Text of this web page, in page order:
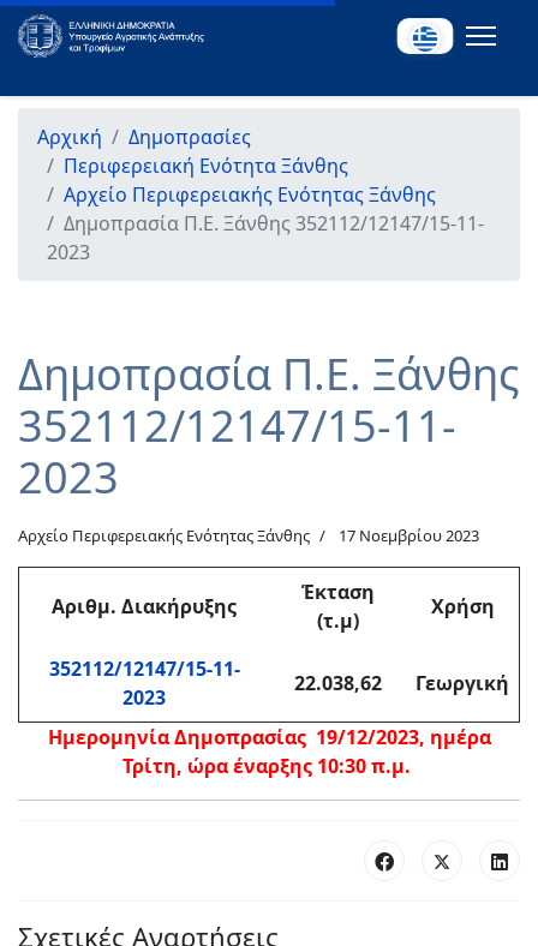
Αρχική
Δημοπρασίες
Περιφερειακή Ενότητα Ξάνθης
Αρχείο Περιφερειακής Ενότητας Ξάνθης
Δημοπρασία Π.Ε. Ξάνθης 352112/12147/15-11-
2023
Δημοπρασία Π.Ε. Ξάνθης
352112/12147/15-11-
2023
Αρχείο Περιφερειακής Ενότητας Ξάνθης 17 Νοεμβρίου 2023
Αριθμ. Διακήρυξης
Έκταση
(τ.μ)
Χρήση
352112/12147/15-11-
2023
22.038,62 Γεωργική
Ημερομηνία Δημοπρασίας 19/12/2023, ημέρα
Τρίτη, ώρα έναρξης 10:30 π.μ.
Σχετικές Αναρτήσεις